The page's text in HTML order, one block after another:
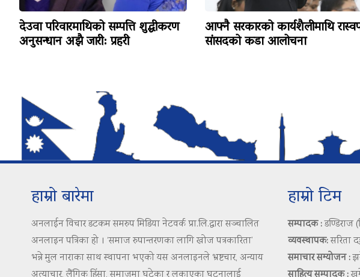
देउवा परिवारमाथिको सम्पत्ति शुद्धीकरण
अनुसन्धान अझै जारी: प्रहरी
आफ्नै सरकारको कार्यशैलीमाथि
सांसदको कडा आलोचना
हाम्रो बारेमा
अनलाईन विचार डटकम समरुप मिडिया नेटवर्क प्रा.लि.द्वारा सञ्चालित
अनलाइन पत्रिका हो । ‘समाज रुपान्तरणका लागि खोज पत्रकारिता’
भन्ने मुल नाराका साथ स्थापना भएको यस अनलाइनले भ्रष्टचार, अन्याय
हाम्रो टिम
सम्पादक :डण्डिराज
व्यवस्थापक:सरिता
समाचार सम्योजन :